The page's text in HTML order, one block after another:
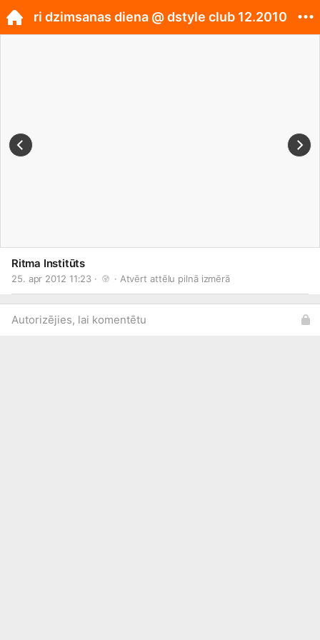
Ritma Institūts
25. apr 2012 11:23 · · Atvērt attēlu pilnā izmērā
Autorizējies, lai komentētu
ri dzimsanas diena @ dstyle club 12.2010